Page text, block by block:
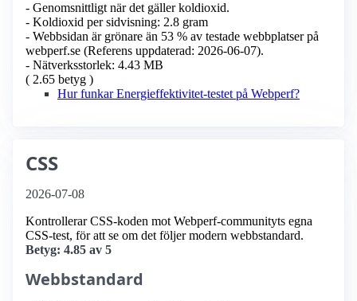
- Genomsnittligt när det gäller koldioxid.
- Koldioxid per sidvisning: 2.8 gram
- Webbsidan är grönare än 53 % av testade webbplatser på
webperf.se (Referens uppdaterad: 2026-06-07).
- Nätverksstorlek: 4.43 MB
( 2.65 betyg )
Hur funkar Energieffektivitet-testet på Webperf?
CSS
2026-07-08
Kontrollerar CSS-koden mot Webperf-communityts egna
CSS-test, för att se om det följer modern webbstandard.
Betyg: 4.85 av 5
Webbstandard